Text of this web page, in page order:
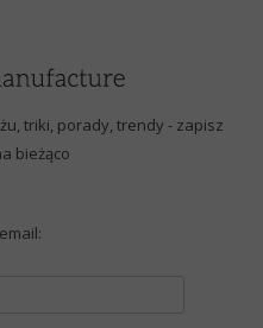
triki, porady, trendy - zapisz
bieżąco